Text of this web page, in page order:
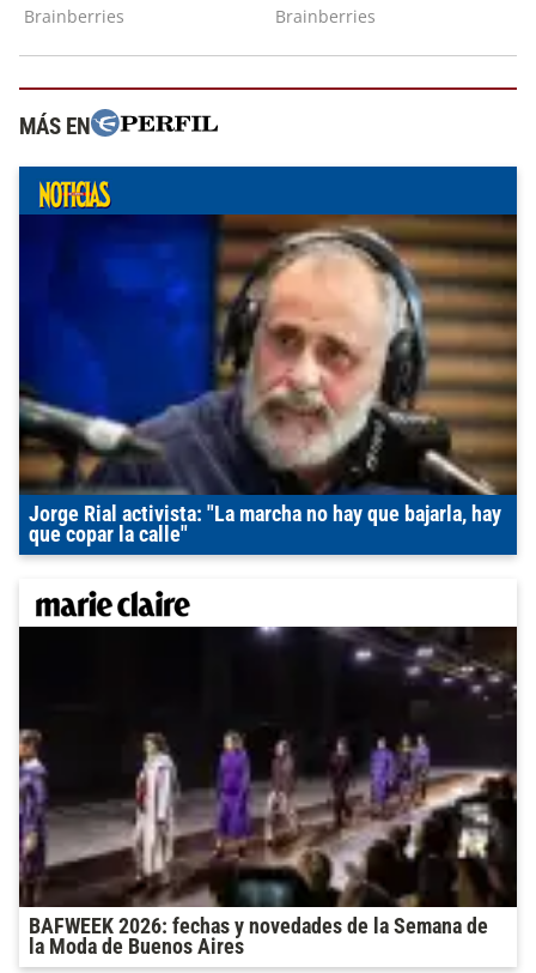
MÁS EN
Jorge Rial activista: "La marcha no hay que bajarla, hay
que copar la calle"
BAFWEEK 2026: fechas y novedades de la Semana de
la Moda de Buenos Aires